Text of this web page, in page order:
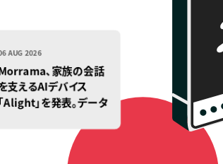
06 AUG 2026
Morrama、家族の会話
を支えるAIデバイス
「Alight」を発表。データ
ながりのためのプロダク